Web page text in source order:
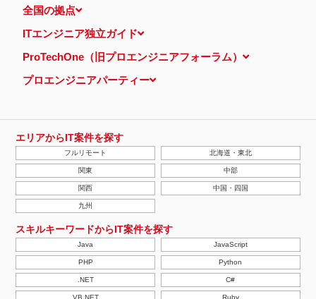
全国の拠点
ITエンジニア独立ガイド
ProTechOne（旧プロエンジニアフォーラム）
プロエンジニアパーティー
エリアからIT案件を探す
フルリモート 北海道・東北
関東 中部
関西 中国・四国
九州
スキルキーワードからIT案件を探す
Java JavaScript
PHP Python
.NET C#
VB.NET Ruby